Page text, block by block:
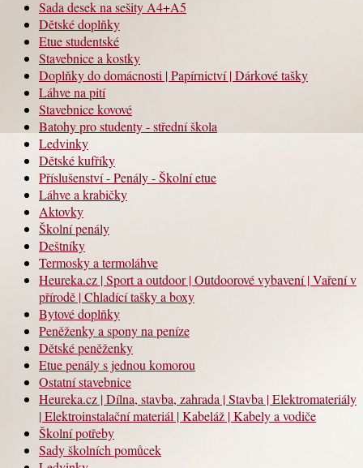
Sada desek na sešity A4+A5
Dětské doplňky
Etue studentské
Stavebnice a kostky
Doplňky do domácnosti | Papírnictví | Dárkové tašky
Láhve na pití
Stavebnice kovové
Batohy pro studenty - střední škola
Ledvinky
Dětské kufříky
Příslušenství - Penály - Školní etue
Láhve a krabičky
Aktovky
Školní penály
Deštníky
Termosky a termoláhve
Heureka.cz | Sport a outdoor | Outdoorové vybavení | Vaření v
přírodě | Chladící tašky a boxy
Bytové doplňky
Peněženky a spony na peníze
Dětské peněženky
Etue penály s jednou komorou
Ostatní stavebnice
Heureka.cz | Dílna, stavba, zahrada | Stavba | Elektromateriály
| Elektroinstalační materiál | Kabeláž | Kabely a vodiče
Školní potřeby
Sady školních pomůcek